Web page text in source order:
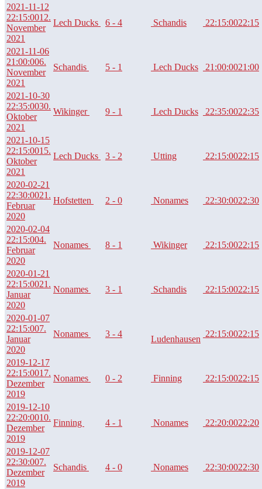
2021-11-12
22:15:0012.
November
2021
Lech Ducks 6 - 4 Schandis 22:15:0022:15
2021-11-06
21:00:006.
November
2021
Schandis 5 - 1 Lech Ducks 21:00:0021:00
2021-10-30
22:35:0030.
Oktober
2021
Wikinger 9 - 1 Lech Ducks 22:35:0022:35
2021-10-15
22:15:0015.
Oktober
2021
Lech Ducks 3 - 2 Utting 22:15:0022:15
2020-02-21
22:30:0021.
Februar
2020
Hofstetten 2 - 0 Nonames 22:30:0022:30
2020-02-04
22:15:004.
Februar
2020
Nonames 8 - 1 Wikinger 22:15:0022:15
2020-01-21
22:15:0021.
Januar
2020
Nonames 3 - 1 Schandis 22:15:0022:15
2020-01-07
22:15:007.
Januar
2020
Nonames 3 - 4
Ludenhausen
22:15:0022:15
2019-12-17
22:15:0017.
Dezember
2019
Nonames 0 - 2 Finning 22:15:0022:15
2019-12-10
22:20:0010.
Dezember
2019
Finning 4 - 1 Nonames 22:20:0022:20
2019-12-07
22:30:007.
Dezember
2019
Schandis 4 - 0 Nonames 22:30:0022:30